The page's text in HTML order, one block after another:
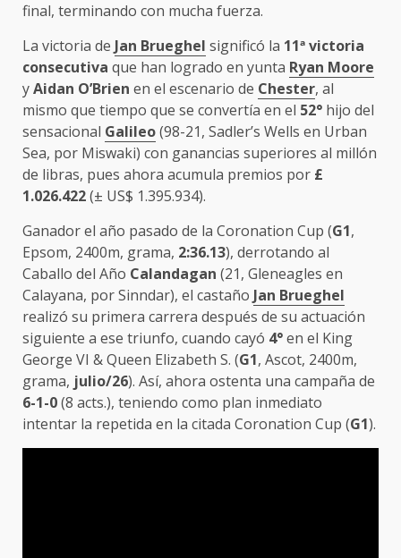
final, terminando con mucha fuerza.
La victoria de Jan Brueghel significó la 11ªvictoria
consecutiva que han logrado en yunta Ryan Moore
yAidan O’Brien en el escenario de Chester, al
mismo que tiempo que se convertía en el 52° hijo del
sensacional Galileo(98-21, Sadler’s Wells en Urban
Sea, por Miswaki) con ganancias superiores al millón
de libras, pues ahora acumula premios por £
1.026.422(± US$ 1.395.934).
Ganador el año pasado de la Coronation Cup (G1,
Epsom, 2400m, grama, 2:36.13), derrotando al
Caballo del Año Calandagan (21, Gleneagles en
Calayana, por Sinndar), el castaño Jan Brueghel
realizó su primera carrera después de su actuación
siguiente a ese triunfo, cuando cayó 4°en el King
George VI & Queen Elizabeth S. (G1, Ascot, 2400m,
grama, julio/26). Así, ahora ostenta una campaña de
6-1-0(8 acts.), teniendo como plan inmediato
intentar la repetida en la citada Coronation Cup (G1).